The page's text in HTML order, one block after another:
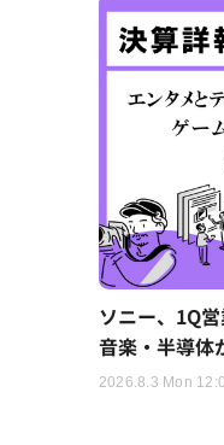
ソニー、1Q
音楽・半導体
2026.8.3 Mon